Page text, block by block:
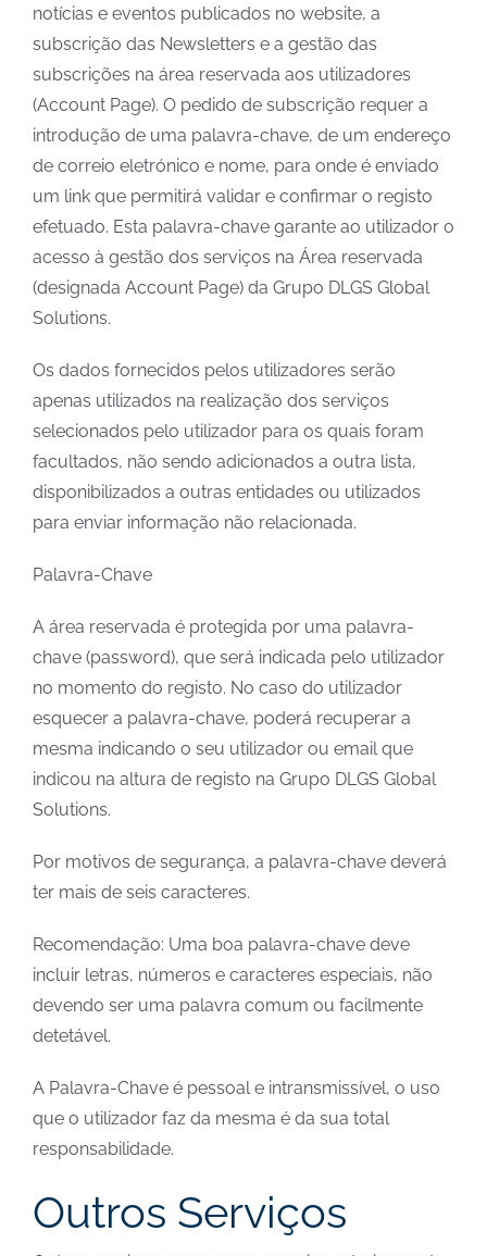
notícias e eventos publicados no website, a
subscrição das Newsletters e a gestão das
subscrições na área reservada aos utilizadores
(Account Page). O pedido de subscrição requer a
introdução de uma palavra-chave, de um endereço
de correio eletrónico e nome, para onde é enviado
um link que permitirá validar e confirmar o registo
efetuado. Esta palavra-chave garante ao utilizador o
acesso à gestão dos serviços na Área reservada
(designada Account Page) da Grupo DLGS Global
Solutions.
Os dados fornecidos pelos utilizadores serão
apenas utilizados na realização dos serviços
selecionados pelo utilizador para os quais foram
facultados, não sendo adicionados a outra lista,
disponibilizados a outras entidades ou utilizados
para enviar informação não relacionada.
Palavra-Chave
A área reservada é protegida por uma palavra-
chave (password), que será indicada pelo utilizador
no momento do registo. No caso do utilizador
esquecer a palavra-chave, poderá recuperar a
mesma indicando o seu utilizador ou email que
indicou na altura de registo na Grupo DLGS Global
Solutions.
Por motivos de segurança, a palavra-chave deverá
ter mais de seis caracteres.
Recomendação: Uma boa palavra-chave deve
incluir letras, números e caracteres especiais, não
devendo ser uma palavra comum ou facilmente
detetável.
A Palavra-Chave é pessoal e intransmissível, o uso
que o utilizador faz da mesma é da sua total
responsabilidade.
Outros Serviços